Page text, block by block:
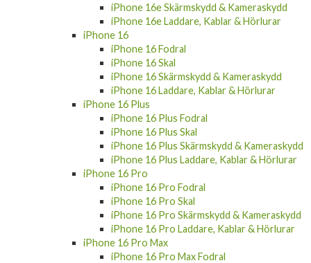
iPhone 16e Skärmskydd & Kameraskydd
iPhone 16e Laddare, Kablar & Hörlurar
iPhone 16
iPhone 16 Fodral
iPhone 16 Skal
iPhone 16 Skärmskydd & Kameraskydd
iPhone 16 Laddare, Kablar & Hörlurar
iPhone 16 Plus
iPhone 16 Plus Fodral
iPhone 16 Plus Skal
iPhone 16 Plus Skärmskydd & Kameraskydd
iPhone 16 Plus Laddare, Kablar & Hörlurar
iPhone 16 Pro
iPhone 16 Pro Fodral
iPhone 16 Pro Skal
iPhone 16 Pro Skärmskydd & Kameraskydd
iPhone 16 Pro Laddare, Kablar & Hörlurar
iPhone 16 Pro Max
iPhone 16 Pro Max Fodral